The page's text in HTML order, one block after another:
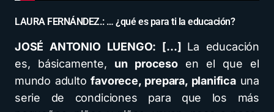
LAURA FERNÁNDEZ.: … ¿qué es para ti la educación?
JOSÉ ANTONIO LUENGO: […] La educación
es, básicamente, un procesoen el que el
mundo adultofavorece, prepara, planificauna
serie de condiciones para que los más